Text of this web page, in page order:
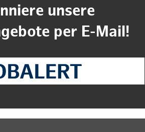
unsere
per E-Mail!